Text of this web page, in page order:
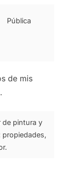
Pública
de mis
de pintura y
propiedades,